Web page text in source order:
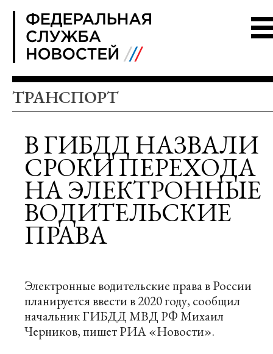
ТРАНСПОРТ
В ГИБДД НАЗВАЛИ
СРОКИ ПЕРЕХОДА
НА ЭЛЕКТРОННЫЕ
ВОДИТЕЛЬСКИЕ
ПРАВА
Электронные водительские права в России
планируется ввести в 2020 году, сообщил
начальник ГИБДД МВД РФ Михаил
Черников, пишетРИА «Новости».